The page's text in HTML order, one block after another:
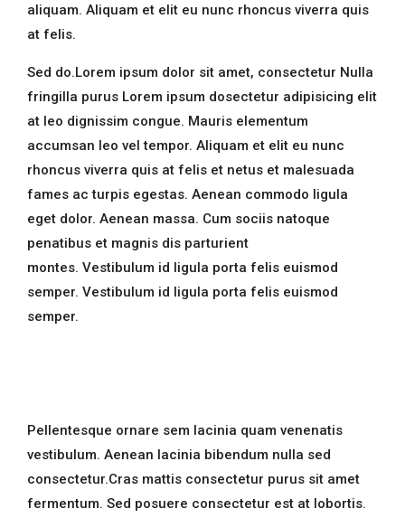
aliquam. Aliquam et elit eu nunc rhoncus viverra quis
at felis.
Sed do.Lorem ipsum dolor sit amet, consectetur Nulla
fringilla purus Lorem ipsum dosectetur adipisicing elit
at leo dignissim congue. Mauris elementum
accumsan leo vel tempor. Aliquam et elit eu nunc
rhoncus viverra quis at felis et netus et malesuada
fames ac turpis egestas. Aenean commodo ligula
eget dolor. Aenean massa. Cum sociis natoque
penatibus et magnis dis parturient
montes. Vestibulum id ligula porta felis euismod
semper. Vestibulum id ligula porta felis euismod
semper.
Pellentesque ornare sem lacinia quam venenatis
vestibulum. Aenean lacinia bibendum nulla sed
consectetur.Cras mattis consectetur purus sit amet
fermentum. Sed posuere consectetur est at lobortis.